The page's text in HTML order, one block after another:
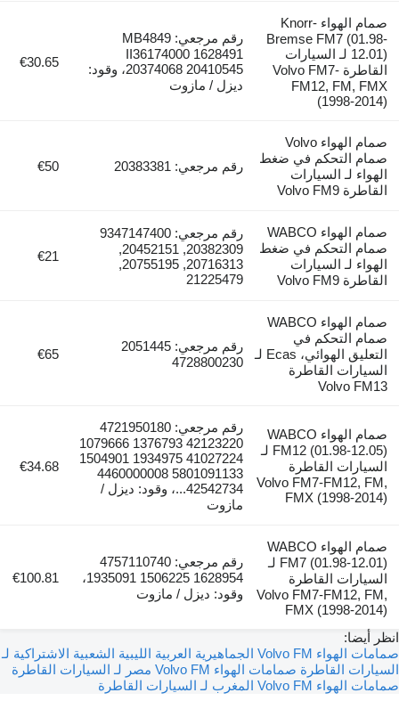
صمام الهواء Knorr-
Bremse FM7 (01.98-
12.01) لـ السيارات
القاطرة Volvo FM7-
FM12, FM, FMX
(1998-2014)
رقم مرجعي: MB4849
II36174000 1628491
20374068 20410545، وقود:
ديزل / مازوت
€30.65
صمام الهواء Volvo
صمام التحكم في ضغط
الهواء لـ السيارات
القاطرة Volvo FM9
رقم مرجعي: 20383381 €50
صمام الهواء WABCO
صمام التحكم في ضغط
الهواء لـ السيارات
القاطرة Volvo FM9
رقم مرجعي: 9347147400
20382309, 20452151,
20716313, 20755195,
21225479
€21
صمام الهواء WABCO
صمام التحكم في
التعليق الهوائي، Ecas لـ
السيارات القاطرة
Volvo FM13
رقم مرجعي: 2051445
4728800230
€65
صمام الهواء WABCO
FM12 (01.98-12.05) لـ
السيارات القاطرة
Volvo FM7-FM12, FM,
FMX (1998-2014)
رقم مرجعي: 4721950180
42123220 1376793 1079666
41027224 1934975 1504901
5801091133 4460000008
42542734...، وقود: ديزل /
مازوت
€34.68
صمام الهواء WABCO
FM7 (01.98-12.01) لـ
السيارات القاطرة
Volvo FM7-FM12, FM,
FMX (1998-2014)
رقم مرجعي: 4757110740
1628954 1506225 1935091،
وقود: ديزل / مازوت
€100.81
انظر أيضا:
صمامات الهواء Volvo FM الجماهيرية العربية الليبية الشعبية الاشتراكية لـ
السيارات القاطرة صمامات الهواء Volvo FM مصر لـ السيارات القاطرة
صمامات الهواء Volvo FM المغرب لـ السيارات القاطرة